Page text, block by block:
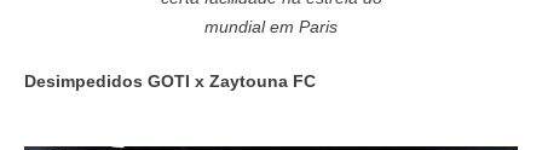
mundial em Paris
Desimpedidos GOTI x Zaytouna FC